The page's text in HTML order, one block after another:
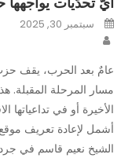
Posted
onسبتمبر 30, 2025
عامٌ بعد الحرب، يقف
مسار المرحلة المقبلة.
الأخيرة أو في
أشمل لإعادة تعريف موقع
الشيخ نعيم قاسم في